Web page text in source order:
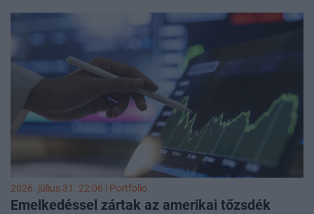
piacokon: nagyot esett az olajár, az európai tőzsdéken és
az USA-ban pedig érdemi emelkedést láthattunk. A német
DAX-index új történelmi csúcsra emelkedett, csakúgy mint
a BUX index.
Fontos ugyanakkor kiemelni, hogy rendkívül törékeny a
hangulat a Közel-Keleten, ahogy pedig azt eddig is
láthattuk, már egy-egy félhivatalos információ is képes
érdemi mozgásokat kiváltani a piacokon.
2026. július 31. 22:06 | Portfolio
Emelkedéssel zártak az amerikai tőzsdék